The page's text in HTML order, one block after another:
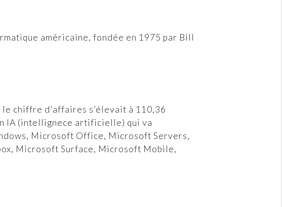
américaine, fondée en 1975 par Bill
chiffre d'affaires s’élevait à 110,36
IA (intellignece artificielle) qui va
Microsoft Office, Microsoft Servers,
Microsoft Surface, Microsoft Mobile,